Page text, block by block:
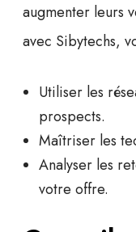
augmenter leurs
avec Sibytechs,
Utiliser les
prospects.
Maîtriser les
Analyser les
votre offre.